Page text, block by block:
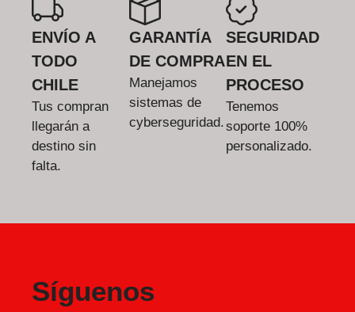
ENVÍO A
TODO
CHILE
Tus compran
llegarán a
destino sin
falta.
GARANTÍA
DE COMPRA
Manejamos
sistemas de
cyberseguridad.
SEGURIDAD
EN EL
PROCESO
Tenemos
soporte 100%
personalizado.
Síguenos